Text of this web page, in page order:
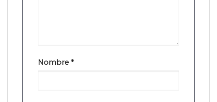
Nombre *